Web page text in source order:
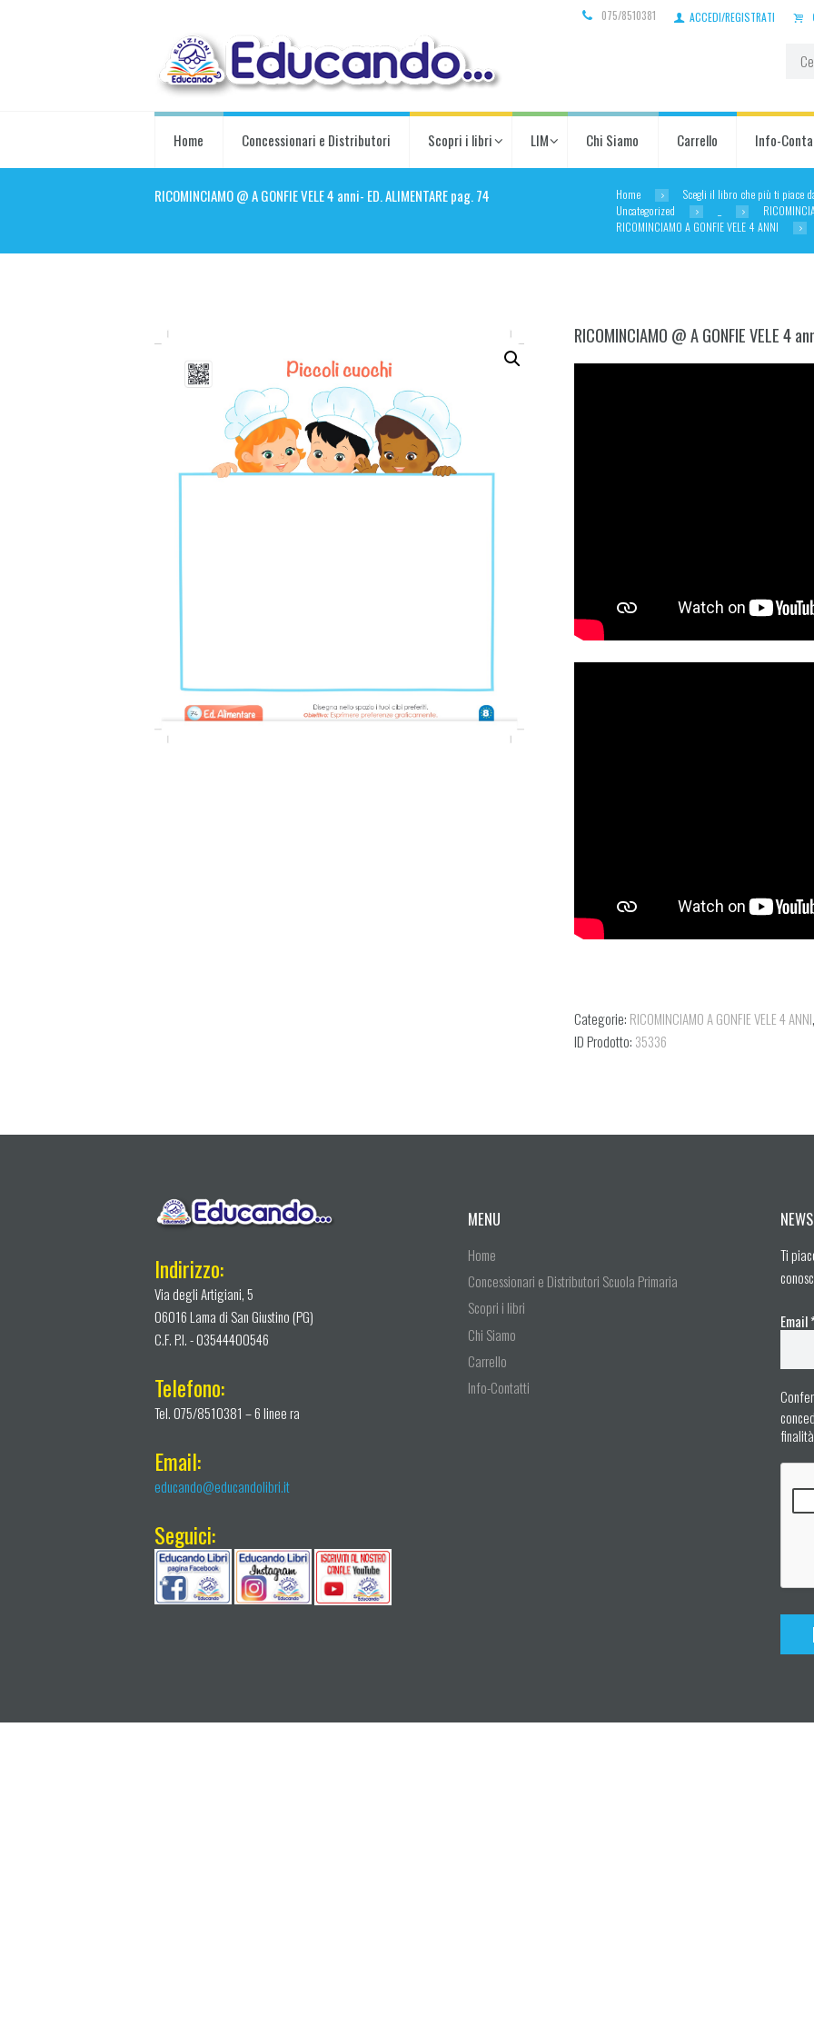
075/8510381 ACCEDI/REGISTRATI
Home Concessionari e Distributori Scopri i libri LIM Chi Siamo Carrello Info-
RICOMINCIAMO @ A GONFIE VELE 4 anni- ED. ALIMENTARE pag. 74 Home Scegli il libro che più ti piace
Uncategorized
RICOMINCIAMO A GONFIE VELE 4 ANNI
RICOMINCIAMO @ A GONFIE VELE 4
Categorie: RICOMINCIAMO A GONFIE VELE 4 ANNI,
ID Prodotto: 35336
Indirizzo:
Via degli Artigiani, 5
06016 Lama di San Giustino (PG)
C.F. P.I. - 03544400546
Telefono:
Tel. 075/8510381 – 6 linee ra
Email:
educando@educandolibri.it
Seguici:
MENU
Home
Concessionari e Distributori Scuola Primaria
Scopri i libri
Chi Siamo
Carrello
Info-Contatti
Ti
Email